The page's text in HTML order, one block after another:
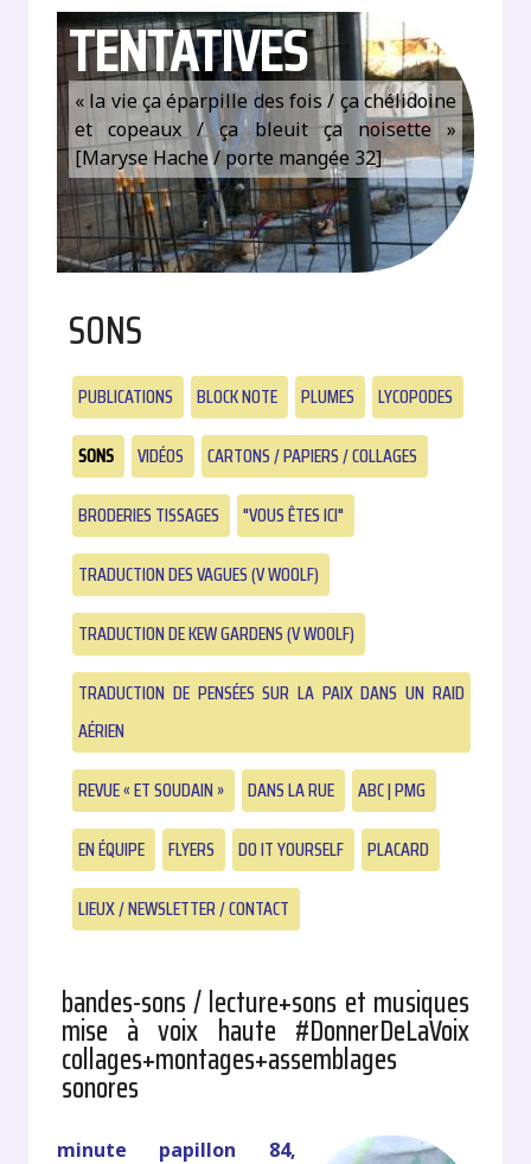
TENTATIVES
« la vie ça éparpille des fois / ça chélidoine
et copeaux / ça bleuit ça noisette »
[Maryse Hache / porte mangée 32]
SONS
PUBLICATIONS BLOCK NOTE PLUMES
LYCOPODES
SONS
VIDÉOS
CARTONS / PAPIERS / COLLAGES
BRODERIES TISSAGES
"VOUS ÊTES ICI"
TRADUCTION DES VAGUES (V WOOLF)
TRADUCTION DE KEW GARDENS (V WOOLF)
TRADUCTION DE PENSÉES SUR LA PAIX DANS UN RAID
AÉRIEN
REVUE « ET SOUDAIN »
DANS LA RUE
ABC | PMG
EN ÉQUIPE
FLYERS DO IT YOURSELF
PLACARD
LIEUX / NEWSLETTER / CONTACT
bandes-sons / lecture+sons et musiques
mise à voix haute #DonnerDeLaVoix
collages+montages+assemblages
sonores
minute papillon 84,